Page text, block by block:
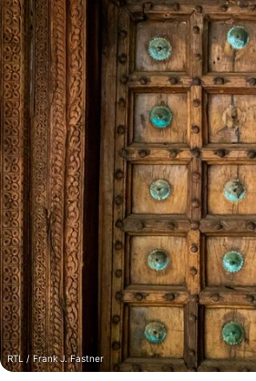
RTL / Frank J. Fastner